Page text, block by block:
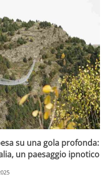
su una gola profonda:
un paesaggio ipnotico